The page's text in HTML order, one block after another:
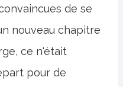
de se
nouveau chapitre
ce n'était
pour de